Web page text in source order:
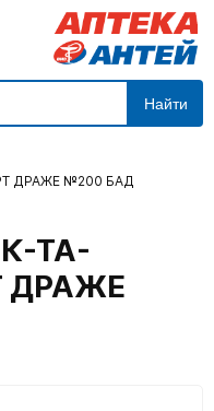
Найти
ДРАЖЕ №200 БАД
ТА-
ДРАЖЕ